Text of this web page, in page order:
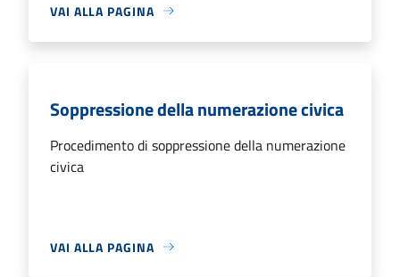
VAI ALLA PAGINA
Soppressione della numerazione civica
Procedimento di soppressione della numerazione
civica
VAI ALLA PAGINA